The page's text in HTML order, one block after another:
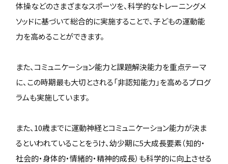
体操などのさまざまなスポーツを、科学的なトレーニングメ
ソッドに基づいて総合的に実施することで、子どもの運動能
力を高めることができます。
また、コミュニケーション能力と課題解決能力を重点テーマ
に、この時期最も大切とされる「非認知能力」を高めるプログ
ラムも実施しています。
また、10歳までに運動神経とコミュニケーション能力が決ま
るといわれていることをうけ、幼少期に5大成長要素（知的・
社会的・身体的・情緒的・精神的成長）も科学的に向上させる